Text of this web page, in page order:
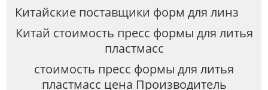
Китайские поставщики форм для линз
Китай стоимость пресс формы для литья
пластмасс
стоимость пресс формы для литья
пластмасс цена Производитель